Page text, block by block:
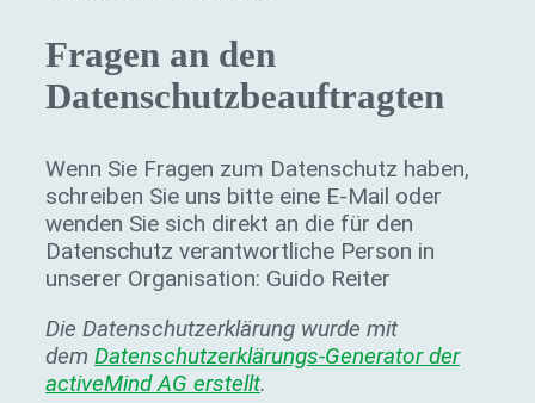
Fragen an den
Datenschutzbeauftragten
Wenn Sie Fragen zum Datenschutz haben,
schreiben Sie uns bitte eine E-Mail oder
wenden Sie sich direkt an die für den
Datenschutz verantwortliche Person in
unserer Organisation: Guido Reiter
Die Datenschutzerklärung wurde mit
dem Datenschutzerklärungs-Generator der
activeMind AG erstellt.